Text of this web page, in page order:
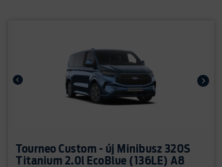
Tourneo Custom - új Minibusz 320S
Titanium 2.0l EcoBlue (136LE) A8